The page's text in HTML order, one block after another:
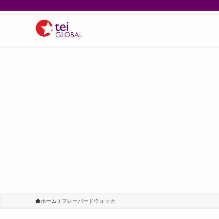
ホーム フレーバードウォッカ